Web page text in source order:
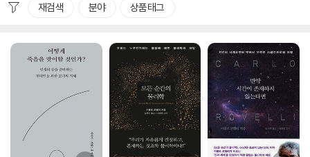
재검색 분야 상품태그